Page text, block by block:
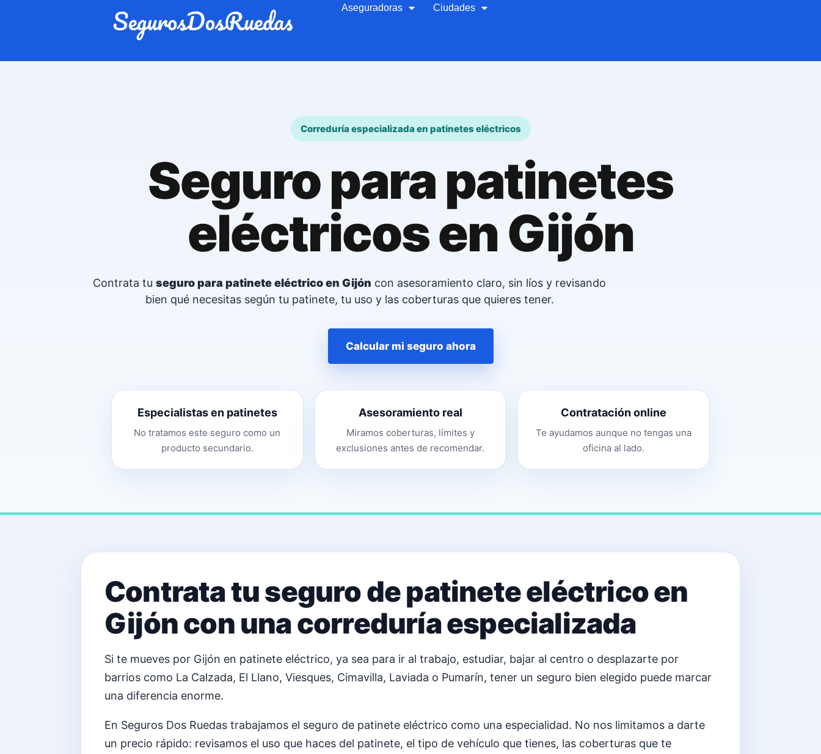
Aseguradoras Ciudades
Correduría especializada en patinetes eléctricos
Seguro para patinetes
eléctricos en Gijón
Contrata tu seguro para patinete eléctrico en Gijón con asesoramiento claro, sin líos y revisando
bien qué necesitas según tu patinete, tu uso y las coberturas que quieres tener.
Calcular mi seguro ahora
Especialistas en patinetes
No tratamos este seguro como un
producto secundario.
Asesoramiento real
Miramos coberturas, límites y
exclusiones antes de recomendar.
Contratación online
Te ayudamos aunque no tengas una
oficina al lado.
Contrata tu seguro de patinete eléctrico en
Gijón con una correduría especializada
Si te mueves por Gijón en patinete eléctrico, ya sea para ir al trabajo, estudiar, bajar al centro o desplazarte por
barrios como La Calzada, El Llano, Viesques, Cimavilla, Laviada o Pumarín, tener un seguro bien elegido puede marcar
una diferencia enorme.
En Seguros Dos Ruedas trabajamos el seguro de patinete eléctrico como una especialidad. No nos limitamos a darte
un precio rápido: revisamos el uso que haces del patinete, el tipo de vehículo que tienes, las coberturas que te